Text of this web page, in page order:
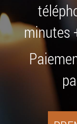
minutes